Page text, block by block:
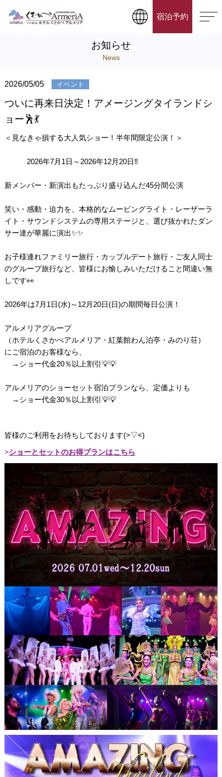
宿泊予約
お知らせ
News
2026/05/05 イベント
ついに再来日決定！アメージングタイランドシ
ョー🕺💃
＜見なきゃ損する大人気ショー！半年間限定公演！＞
2026年7月1日～2026年12月20日‼️
新メンバー・新演出もたっぷり盛り込んだ45分間公演
笑い・感動・迫力を、本格的なムービングライト・レーザーラ
イト・サウンドシステムの専用ステージと、選び抜かれたダン
サー達が華麗に演出✨✨
お子様連れファミリー旅行・カップルデート旅行・ご友人同士
のグループ旅行など、皆様にお愉しみいただけること間違い無
しです👀
2026年は7月1日(水)～12月20日(日)の期間毎日公演！
アルメリアグループ
（ホテルくさかべアルメリア・紅葉館わん泊亭・みのり荘）
にご宿泊のお客様なら、
→ショー代金20％以上割引💡💡
アルメリアのショーセット宿泊プランなら、定価よりも
→ショー代金30％以上割引💡💡
皆様のご利用をお待ちしております(>▽<)
ショーとセットのお得プランはこちら